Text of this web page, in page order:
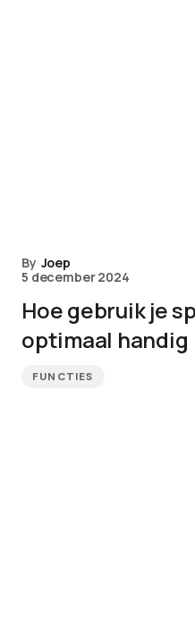
By Joep
5 december 2024
Hoe gebruik je
optimaal handig
FUNCTIES